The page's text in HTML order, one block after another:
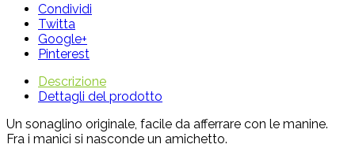
Condividi
Twitta
Google+
Pinterest
Descrizione
Dettagli del prodotto
Un sonaglino originale, facile da afferrare con le manine.
Fra i manici si nasconde un amichetto.